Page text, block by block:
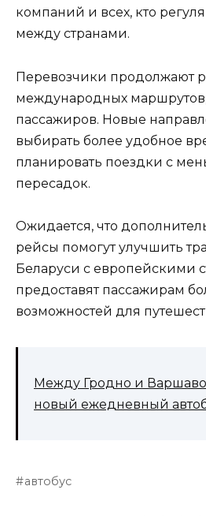
компаний и всех, кто
между странами.
Перевозчики продолжают
международных
пассажиров. Новые
выбирать более удобное
планировать поездки с
пересадок.
Ожидается, что
рейсы помогут улучшить
Беларуси с европейскими
предоставят пассажирам
возможностей для
Между Гродно и
новый ежедневный
автобус